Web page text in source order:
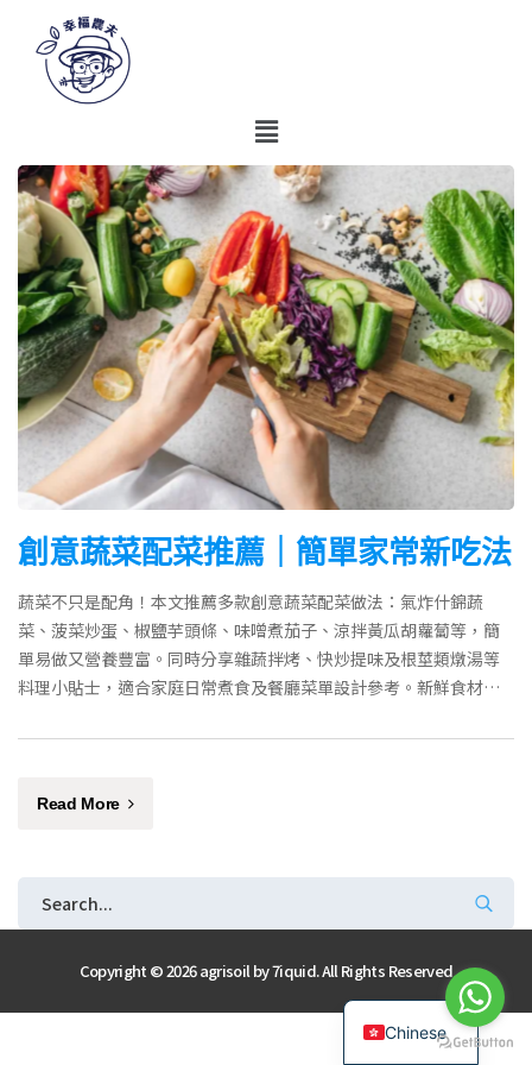
創意蔬菜配菜推薦｜簡單家常新吃法
蔬菜不只是配角！本文推薦多款創意蔬菜配菜做法：氣炸什錦蔬
菜、菠菜炒蛋、椒鹽芋頭條、味噌煮茄子、涼拌黃瓜胡蘿蔔等，簡
單易做又營養豐富。同時分享雜蔬拌烤、快炒提味及根莖類燉湯等
料理小貼士，適合家庭日常煮食及餐廳菜單設計參考。新鮮食材配
Read More
Copyright © 2026 agrisoil by7iquid. All Rights Reserved
Chinese